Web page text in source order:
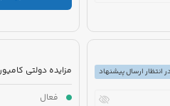
در انتظار ارسال پیشنهاد
فعال